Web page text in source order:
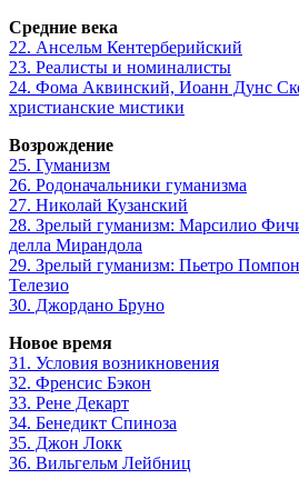
Средние века
22. Ансельм Кентерберийский
23. Реалисты и номиналисты
24. Фома Аквинский, Иоанн Дунс
христианские мистики
Возрождение
25. Гуманизм
26. Родоначальники гуманизма
27. Николай Кузанский
28. Зрелый гуманизм: Марсилио
делла Мирандола
29. Зрелый гуманизм: Пьетро
Телезио
30. Джордано Бруно
Новое время
31. Условия возникновения
32. Френсис Бэкон
33. Рене Декарт
34. Бенедикт Спиноза
35. Джон Локк
36. Вильгельм Лейбниц